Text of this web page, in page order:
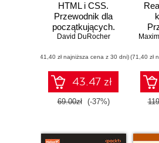
HTML i CSS.
Przewodnik dla
początkujących.
Solidne podstawy
projektowania
responsywnych
stron
internetowych
David DuRocher
(41,40 zł najniższa cena z 30 dni)
43.47 zł
69.00zł (-37%)
(71,40 zł